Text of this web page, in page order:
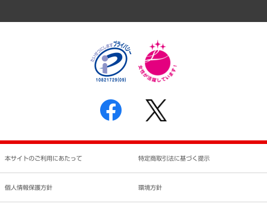
個人情報保護方針
反社会的勢力に対する基本方針
書面による個人情報の開示等の請求の手続きについて
本サイトのご利用にあたって 特定商取引法に基づく提示
個人情報保護方針 環境方針